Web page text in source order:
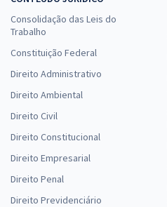
Consolidação das Leis do
Trabalho
Constituição Federal
Direito Administrativo
Direito Ambiental
Direito Civil
Direito Constitucional
Direito Empresarial
Direito Penal
Direito Previdenciário